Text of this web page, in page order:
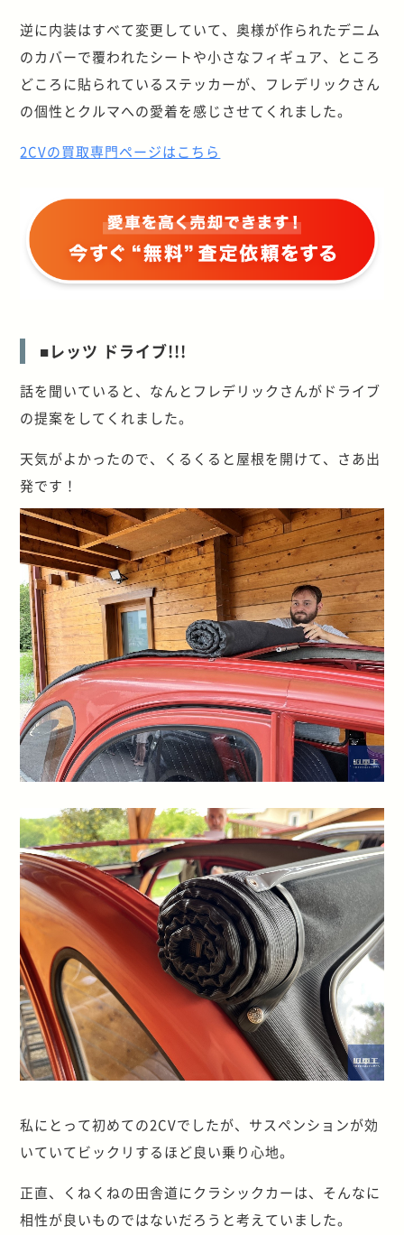
逆に内装はすべて変更していて、奥様が作られたデニム
のカバーで覆われたシートや小さなフィギュア、ところ
どころに貼られているステッカーが、フレデリックさん
の個性とクルマへの愛着を感じさせてくれました。
2CVの買取専門ページはこちら
■レッツ ドライブ!!!
話を聞いていると、なんとフレデリックさんがドライブ
の提案をしてくれました。
天気がよかったので、くるくると屋根を開けて、さあ出
発です！
私にとって初めての2CVでしたが、サスペンションが効
いていてビックリするほど良い乗り心地。
正直、くねくねの田舎道にクラシックカーは、そんなに
相性が良いものではないだろうと考えていました。